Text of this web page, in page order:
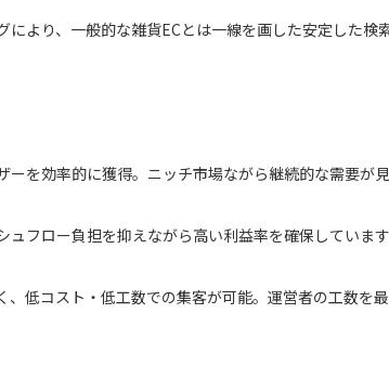
により、一般的な雑貨ECとは一線を画した安定した検
を効率的に獲得。ニッチ市場ながら継続的な需要が見
フロー負担を抑えながら高い利益率を確保しています
低コスト・低工数での集客が可能。運営者の工数を